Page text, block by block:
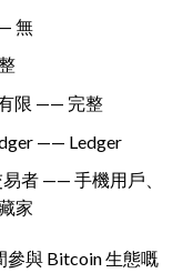
無
限 —— 完整
—— Ledger
者 —— 手機用戶、
家
參與 Bitcoin 生態嘅